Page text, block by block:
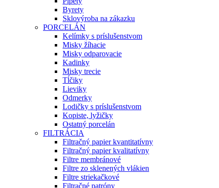
Byrety
Sklovýroba na zákazku
PORCELÁN
Kelímky s príslušenstvom
Misky žíhacie
Misky odparovacie
Kadinky
Misky trecie
Tĺčiky
Lieviky
Odmerky
Lodičky s príslušenstvom
Kopiste, lyžičky
Ostatný porcelán
FILTRÁCIA
Filtračný papier kvantitatívny
Filtračný papier kvalitatívny
Filtre membránové
Filtre zo sklenených vlákien
Filtre striekačkové
Filtračné patróny